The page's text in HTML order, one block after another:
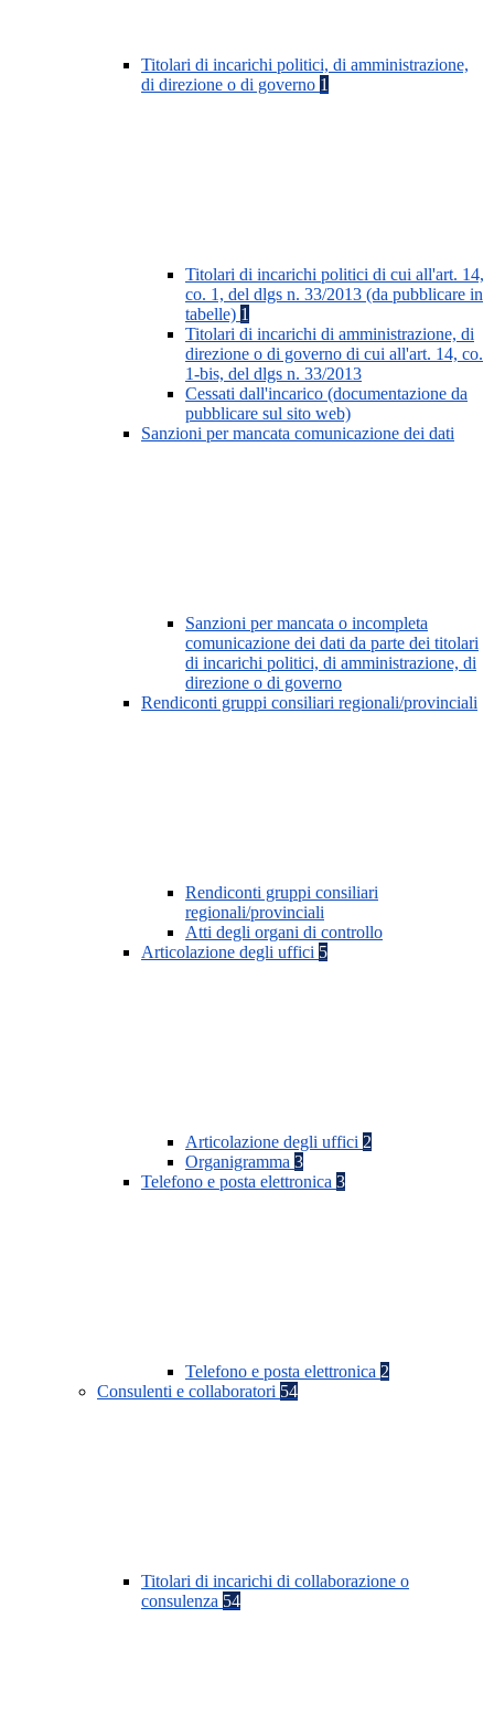
Titolari di incarichi politici, di amministrazione,
di direzione o di governo 1
Titolari di incarichi politici di cui all'art. 14,
co. 1, del dlgs n. 33/2013 (da pubblicare in
tabelle) 1
Titolari di incarichi di amministrazione, di
direzione o di governo di cui all'art. 14, co.
1-bis, del dlgs n. 33/2013
Cessati dall'incarico (documentazione da
pubblicare sul sito web)
Sanzioni per mancata comunicazione dei dati
Sanzioni per mancata o incompleta
comunicazione dei dati da parte dei titolari
di incarichi politici, di amministrazione, di
direzione o di governo
Rendiconti gruppi consiliari regionali/provinciali
Rendiconti gruppi consiliari
regionali/provinciali
Atti degli organi di controllo
Articolazione degli uffici 5
Articolazione degli uffici 2
Organigramma 3
Telefono e posta elettronica 3
Telefono e posta elettronica 2
Consulenti e collaboratori 54
Titolari di incarichi di collaborazione o
consulenza 54